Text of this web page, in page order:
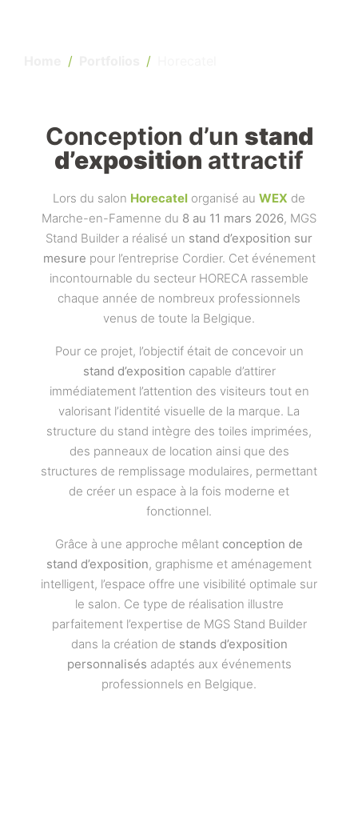
Conception d’un stand
d’exposition attractif
Lors du salon Horecatel organisé au WEX de
Marche-en-Famenne du 8 au 11 mars 2026, MGS
Stand Builder a réalisé un stand d’exposition sur
mesure pour l’entreprise Cordier. Cet événement
incontournable du secteur HORECA rassemble
chaque année de nombreux professionnels
venus de toute la Belgique.
Pour ce projet, l’objectif était de concevoir un
stand d’exposition capable d’attirer
immédiatement l’attention des visiteurs tout en
valorisant l’identité visuelle de la marque. La
structure du stand intègre des toiles imprimées,
des panneaux de location ainsi que des
structures de remplissage modulaires, permettant
de créer un espace à la fois moderne et
fonctionnel.
Grâce à une approche mêlant conception de
stand d’exposition, graphisme et aménagement
intelligent, l’espace offre une visibilité optimale sur
le salon. Ce type de réalisation illustre
parfaitement l’expertise de MGS Stand Builder
dans la création de stands d’exposition
personnalisés adaptés aux événements
professionnels en Belgique.